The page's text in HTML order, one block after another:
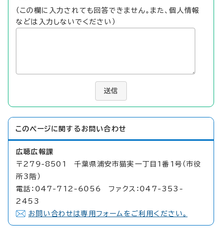
（この欄に入力されても回答できません。また、個人情報
などは入力しないでください）
送信
このページに関する お問い合わせ
広聴広報課
〒279-8501 千葉県浦安市猫実一丁目1番1号（市役
所3階）
電話：047-712-6056 ファクス：047-353-
2453
お問い合わせは専用フォームをご利用ください。